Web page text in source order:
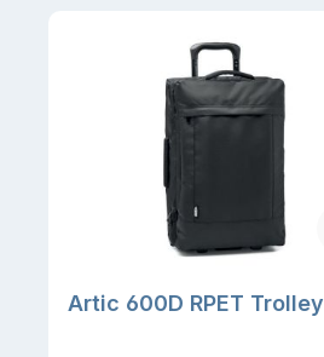
Artic 600D RPET Trolley